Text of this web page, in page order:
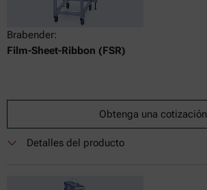
Brabender:
Film-Sheet-Ribbon (FSR)
Obtenga una cotización
Detalles del producto